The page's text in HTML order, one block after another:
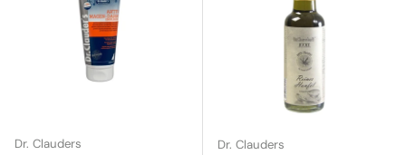
Dr. Clauders Dr. Clauders